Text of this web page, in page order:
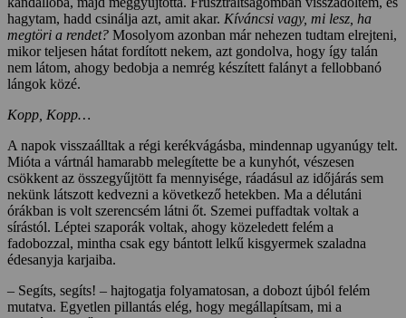
hagytam, hadd csinálja azt, amit akar. Kíváncsi vagy, mi lesz, ha
megtöri a rendet? Mosolyom azonban már nehezen tudtam elrejteni,
mikor teljesen hátat fordított nekem, azt gondolva, hogy így talán
nem látom, ahogy bedobja a nemrég készített falányt a fellobbanó
lángok közé.
Kopp, Kopp…
A napok visszaálltak a régi kerékvágásba, mindennap ugyanúgy telt.
Mióta a vártnál hamarabb melegítette be a kunyhót, vészesen
csökkent az összegyűjtött fa mennyisége, ráadásul az időjárás sem
nekünk látszott kedvezni a következő hetekben. Ma a délutáni
órákban is volt szerencsém látni őt. Szemei puffadtak voltak a
sírástól. Léptei szaporák voltak, ahogy közeledett felém a
fadobozzal, mintha csak egy bántott lelkű kisgyermek szaladna
édesanyja karjaiba.
– Segíts, segíts! – hajtogatja folyamatosan, a dobozt újból felém
mutatva. Egyetlen pillantás elég, hogy megállapítsam, mi a